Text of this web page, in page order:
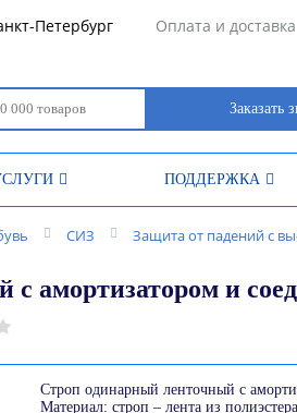
Петербург Оплата и доставка
Заказать
ПОДДЕРЖКА
СИЗ Защита от падений с
амортизатором и
Строп одинарный ленточный с
Материал: строп – лента из